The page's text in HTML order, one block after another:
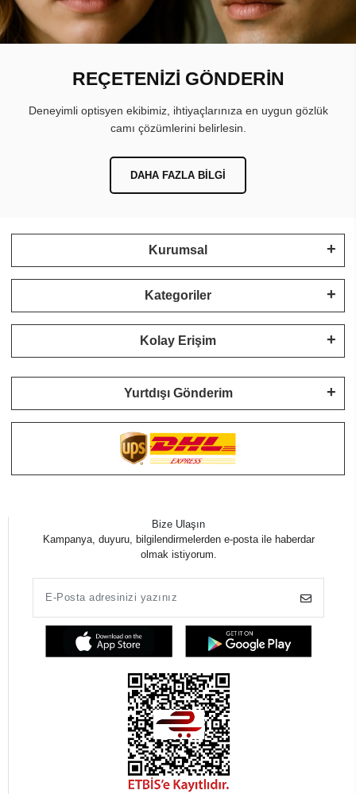
REÇETENİZİ GÖNDERİN
Deneyimli optisyen ekibimiz, ihtiyaçlarınıza en uygun gözlük
camı çözümlerini belirlesin.
DAHA FAZLA BILGI
Kurumsal
Kategoriler
Kolay Erişim
Yurtdışı Gönderim
Bize Ulaşın
Kampanya, duyuru, bilgilendirmelerden e-posta ile haberdar
olmak istiyorum.